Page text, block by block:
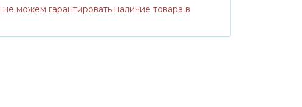
можем гарантировать наличие товара в